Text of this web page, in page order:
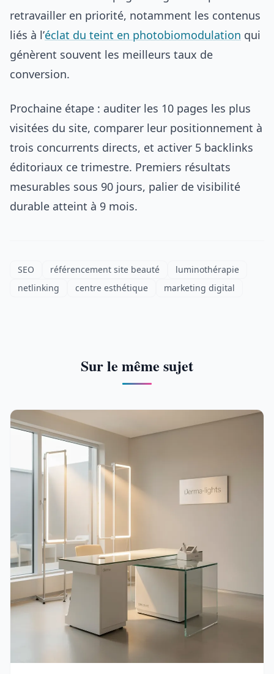
retravailler en priorité, notamment les contenus
liés à l’éclat du teint en photobiomodulation qui
génèrent souvent les meilleurs taux de
conversion.
Prochaine étape : auditer les 10 pages les plus
visitées du site, comparer leur positionnement à
trois concurrents directs, et activer 5 backlinks
éditoriaux ce trimestre. Premiers résultats
mesurables sous 90 jours, palier de visibilité
durable atteint à 9 mois.
SEO référencement site beauté
luminothérapie
netlinking
centre esthétique marketing digital
Sur le même sujet